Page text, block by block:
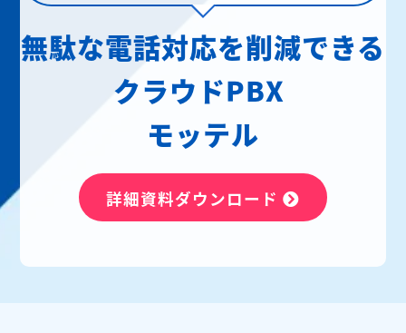
無駄な電話対応を削減できる
クラウドPBX
モッテル
詳細資料ダウンロード